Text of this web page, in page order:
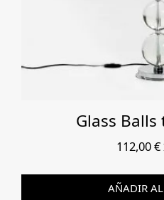
Glass
112,00€
AÑADIR